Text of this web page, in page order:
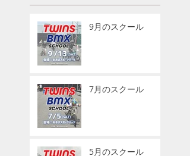
9月のスクール
7月のスクール
5月のスクール